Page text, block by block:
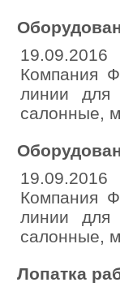
19.09.2016
Компания
линии для
салонные,
19.09.2016
Компания
линии для
салонные,
Лопатка